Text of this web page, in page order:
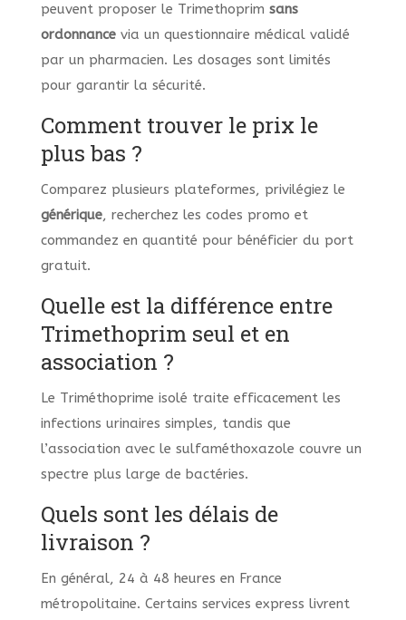
peuvent proposer le Trimethoprim sans
ordonnancevia un questionnaire médical validé
par un pharmacien. Les dosages sont limités
pour garantir la sécurité.
Comment trouver le prix le
plus bas ?
Comparez plusieurs plateformes, privilégiez le
générique, recherchez les codes promo et
commandez en quantité pour bénéficier du port
gratuit.
Quelle est la différence entre
Trimethoprim seul et en
association ?
Le Triméthoprime isolé traite efficacement les
infections urinaires simples, tandis que
l’association avec le sulfaméthoxazole couvre un
spectre plus large de bactéries.
Quels sont les délais de
livraison ?
En général, 24 à 48 heures en France
métropolitaine. Certains services express livrent